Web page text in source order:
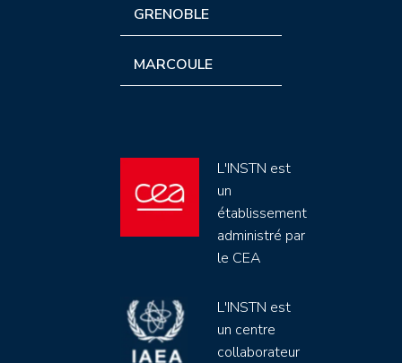
GRENOBLE
MARCOULE
L'INSTN est
un
établissement
administré par
le CEA
L'INSTN est
un centre
collaborateur